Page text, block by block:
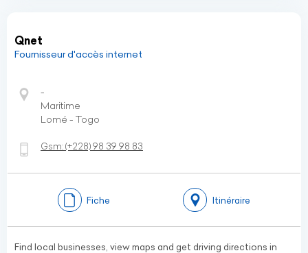
Qnet
Fournisseur d'accès internet
-
Maritime
Lomé - Togo
Gsm:(+228)98 39 98 83
Fiche Itinéraire
Find local businesses, view maps and get driving directions in